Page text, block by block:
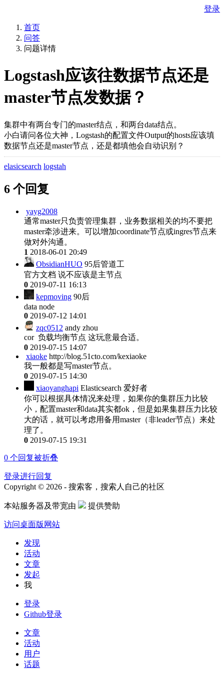
登录
首页
问答
问题详情
Logstash应该往数据节点还是
master节点发数据？
集群中有两台专门的master结点，和两台data结点。
小白请问各位大神，Logstash的配置文件Output的hosts应该填
数据节点还是master节点，还是都填他会自动识别？
elasicsearch logstah
6 个回复
yayg2008
通常master只负责管理集群，业务数据相关的均不要把
master牵涉进来。可以增加coordinate节点或ingres节点来
做对外沟通。
1 2018-06-01 20:49
ObsidianHUO 95后管道工
官方文档 说不应该是主节点
0 2019-07-11 16:13
kepmoving 90后
data node
0 2019-07-12 14:01
zqc0512 andy zhou
cor 负载均衡节点 这玩意最合适。
0 2019-07-15 14:07
xiaoke http://blog.51cto.com/kexiaoke
我一般都是写master节点。
0 2019-07-15 14:30
xiaoyanghapi Elasticsearch 爱好者
你可以根据具体情况来处理，如果你的集群压力比较
小，配置master和data其实都ok，但是如果集群压力比较
大的话，就可以考虑用备用master（非leader节点）来处
理了。
0 2019-07-15 19:31
0 个回复被折叠
登录进行回复
Copyright © 2026 - 搜索客，搜索人自己的社区
本站服务器及带宽由 提供赞助
访问桌面版网站
发现
活动
文章
发起
我
登录
Github登录
文章
活动
用户
话题